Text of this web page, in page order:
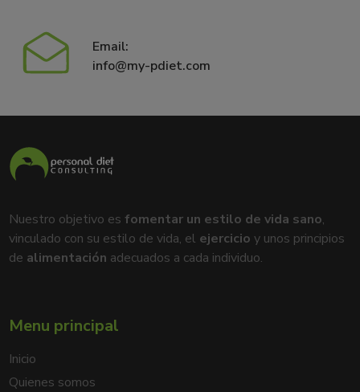
Email:
info@my-pdiet.com
Nuestro objetivo esfomentar un estilo de vida sano,
vinculado con su estilo de vida, el ejercicio y unos principios
de alimentación adecuados a cada individuo.
Menu principal
Inicio
Quienes somos